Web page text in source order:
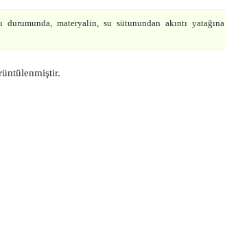
materyalin, su sütunundan akıntı yatağına